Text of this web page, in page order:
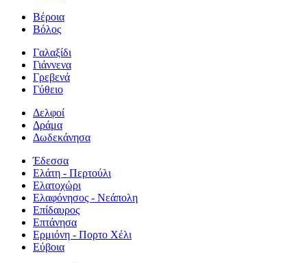
Βέροια
Βόλος
Γαλαξίδι
Γιάννενα
Γρεβενά
Γύθειο
Δελφοί
Δράμα
Δωδεκάνησα
Έδεσσα
Ελάτη - Περτούλι
Ελατοχώρι
Ελαφόνησος - Νεάπολη
Επίδαυρος
Επτάνησα
Ερμιόνη - Πορτο Χέλι
Εύβοια